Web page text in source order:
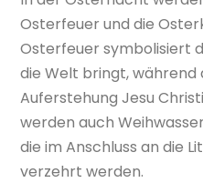
Osterfeuer und die
Osterfeuer symbolisiert
die Welt bringt, während
Auferstehung Jesu
werden auch
die im Anschluss an die
verzehrt werden.